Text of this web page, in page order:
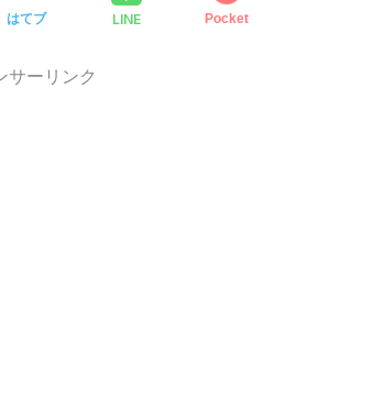
はてブ LINE Pocket
サーリンク